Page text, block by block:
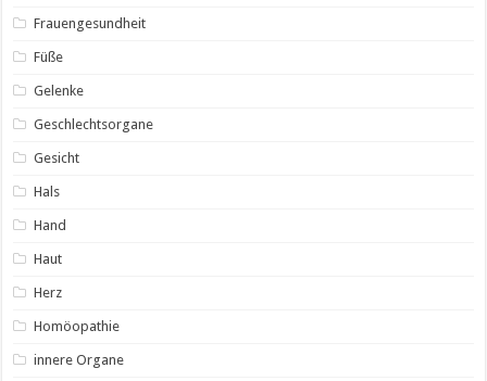
Frauengesundheit
Füße
Gelenke
Geschlechtsorgane
Gesicht
Hals
Hand
Haut
Herz
Homöopathie
innere Organe